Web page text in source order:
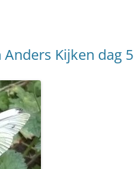
Anders Kijken dag 5